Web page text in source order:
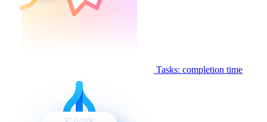
Tasks: completion time